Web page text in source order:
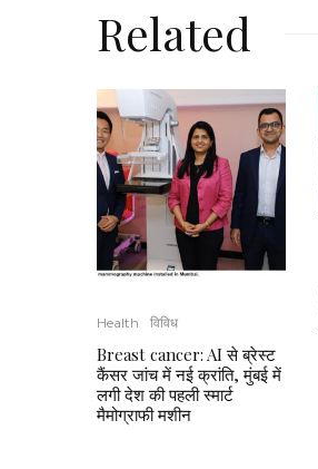
Related
Health विविध
Breast cancer: AI से ब्रेस्ट
कैंसर जांच में नई क्रांति, मुंबई में
लगी देश की पहली स्मार्ट
मैमोग्राफी मशीन